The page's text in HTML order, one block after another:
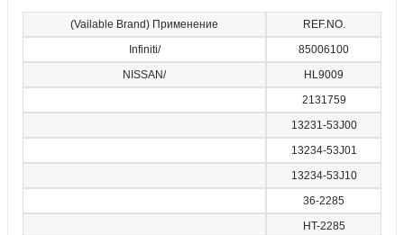
(Vailable Brand) Применение
REF.NO.
Infiniti/
85006100
NISSAN/
HL9009
2131759
13231-53J00
13234-53J01
13234-53J10
36-2285
HT-2285